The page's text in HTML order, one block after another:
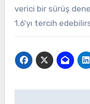
verici bir sürüş
1.6'yı tercih